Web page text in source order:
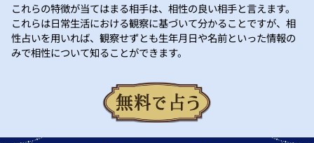
これらの特徴が当てはまる相手は、相性の良い相手と言えます。
これらは日常生活における観察に基づいて分かることですが、相
性占いを用いれば、観察せずとも生年月日や名前といった情報の
みで相性について知ることができます。